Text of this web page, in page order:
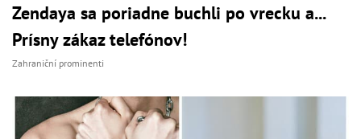
Zendaya sa poriadne buchli po vrecku a...
Prísny zákaz telefónov!
Zahraniční prominenti